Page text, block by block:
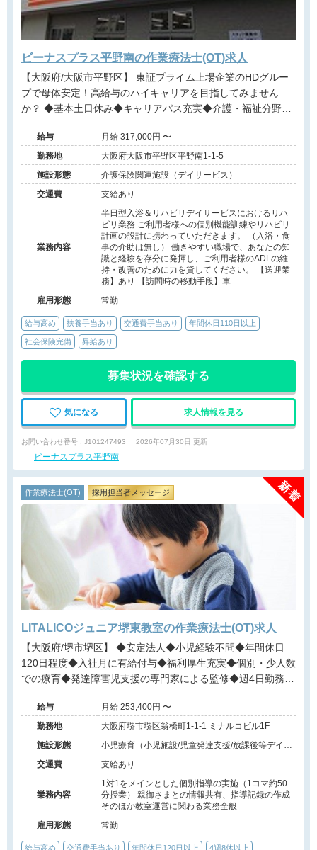
ビーナスプラス平野南の作業療法士(OT)求人
【大阪府/大阪市平野区】 東証プライム上場企業のHDグルー
プで母体安定！高給与のハイキャリアを目指してみません
か？ ◆基本土日休み◆キャリアパス充実◆介護・福祉分野で
ス◆扶養手当や持ち株制度等福利厚生有◆
給与
月給 317,000円 〜
勤務地
大阪府大阪市平野区平野南1-1-5
施設形態
介護保険関連施設（デイサービス）
交通費
支給あり
業務内容
半日型入浴＆リハビリデイサービスにおけるリハ
ビリ業務 ご利用者様への個別機能訓練やリハビリ
計画の設計に携わっていただきます。 （入浴・食
事の介助は無し） 働きやすい職場で、あなたの知
識と経験を存分に発揮し、ご利用者様のADLの維
持・改善のために力を貸してください。 【送迎業
務】あり 【訪問時の移動手段】車
雇用形態
常勤
給与高め 扶養手当あり 交通費手当あり 年間休日110日以上
社会保険完備 昇給あり
募集状況を確認する
気になる 求人情報を見る
お問い合わせ番号 : J101247493 2026年07月30日 更新
ビーナスプラス平野南
作業療法士(OT) 採用担当者メッセージ
LITALICOジュニア堺東教室の作業療法士(OT)求人
【大阪府/堺市堺区】 ◆安定法人◆小児経験不問◆年間休日
120日程度◆入社月に有給付与◆福利厚生充実◆個別・少人数
での療育◆発達障害児支援の専門家による監修◆週4日勤務相
給与
月給 253,400円 〜
勤務地
大阪府堺市堺区翁橋町1-1-1 ミナルコビル1F
施設形態
小児療育（小児施設/児童発達支援/放課後等デイサ
ービス）
交通費 支給あり
業務内容
1対1をメインとした個別指導の実施（1コマ約50
分授業） 親御さまとの情報共有、指導記録の作成
そのほか教室運営に関わる業務全般
雇用形態
常勤
給与高め 交通費手当あり 年間休日120日以上 4週8休以上